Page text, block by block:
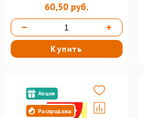
60,50 руб.
Купить
Акция
Распродажа